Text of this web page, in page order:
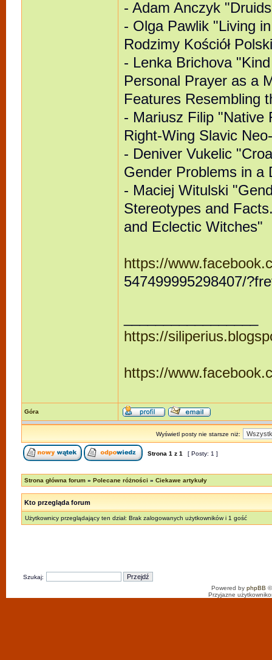
- Adam Anczyk
- Olga Pawlik "Living
Rodzimy Kościół
- Lenka Brichova
Personal Prayer as a
Features Resembling
- Mariusz Filip "Native
Right-Wing Slavic
- Deniver Vukelic
Gender Problems in a
- Maciej Witulski
Stereotypes and
and Eclectic Witches"
https://
547499995298407/
https://
https://
Góra
Wyświetl posty nie starsze niż:
Strona 1 z 1 [ Posty: 1 ]
Strona główna forum » Polecane różności » Ciekawe artykuły
Kto przegląda forum
Użytkownicy przeglądający ten dział: Brak zalogowanych użytkowników i 1 gość
Szukaj:
Powered by phpBB
Przyjazne